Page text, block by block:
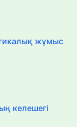
жұмыс
келешегі